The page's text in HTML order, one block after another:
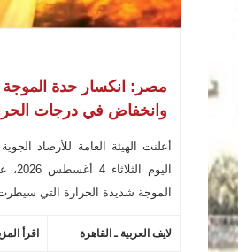
مصر: انكسار حدة الموجة
وانخفاض في درجات
أعلنت الهيئة العامة للأرصاد
اليوم
الموجة شديدة الحرارة التي
لايف العربية ـ القاهرة اقرأ